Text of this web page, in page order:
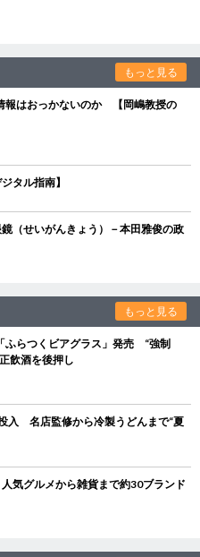
もっと見る
報はおっかないのか 【岡嶋教授の
タル指南】
（せいがんきょう）－本田雅俊の政
もっと見る
ふらつくビアグラス」発売 “強制
飲酒を後押し
入 名店監修から冷製うどんまで“夏
気グルメから雑貨まで約30ブランド